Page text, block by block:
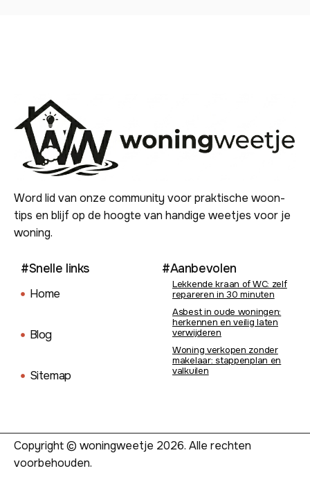
Word lid van onze community voor praktische woon-
tips en blijf op de hoogte van handige weetjes voor je
woning.
#Snelle links
Home
Blog
Sitemap
#Aanbevolen
Lekkende kraan of WC: zelf
repareren in 30 minuten
Asbest in oude woningen:
herkennen en veilig laten
verwijderen
Woning verkopen zonder
makelaar: stappenplan en
valkuilen
Copyright © woningweetje 2026. Alle rechten
voorbehouden.